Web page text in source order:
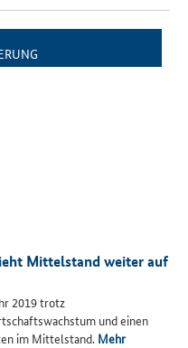
Mittelstand weiter auf
2019 trotz
und einen
im Mittelstand. Mehr